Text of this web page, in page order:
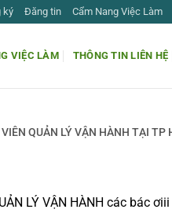
ký Đăng tin Cẩm Nang Việc Làm
VIỆC LÀM THÔNG TIN LIÊN HỆ
QUẢN LÝ VẬN HÀNH TẠI TP
LÝ VẬN HÀNH các bác ơiii